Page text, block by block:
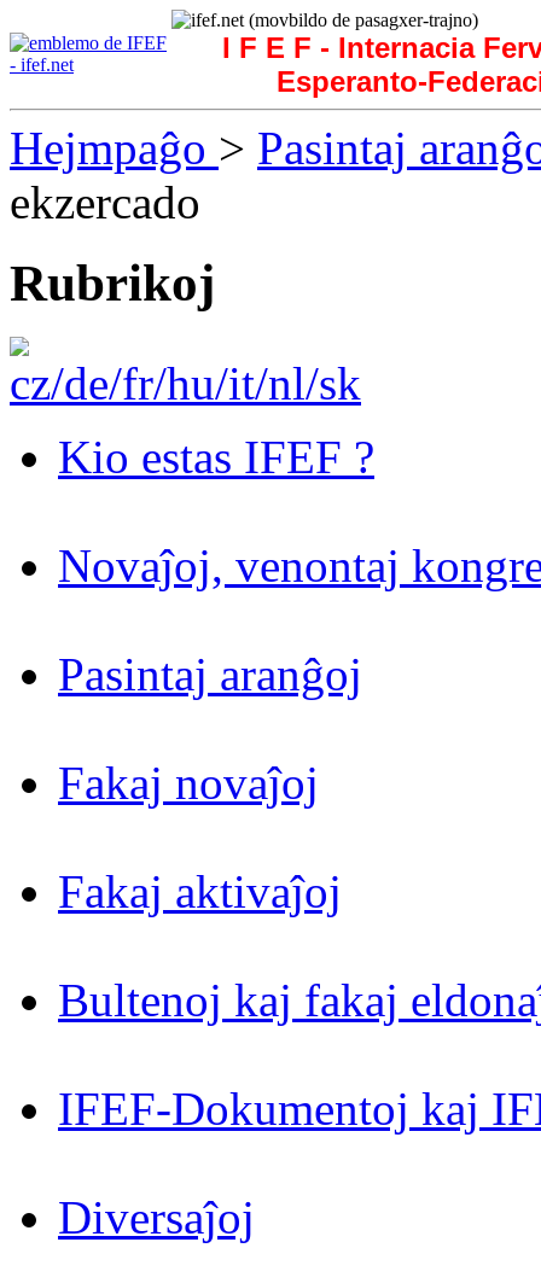
I F E F - Internacia
Esperanto-
Hejmpaĝo > Pasintaj
ekzercado
Rubrikoj
Kio estas IFEF ?
Novaĵoj, venontaj
Pasintaj aranĝoj
Fakaj novaĵoj
Fakaj aktivaĵoj
Bultenoj kaj fakaj
IFEF-Dokumentoj kaj
Diversaĵoj